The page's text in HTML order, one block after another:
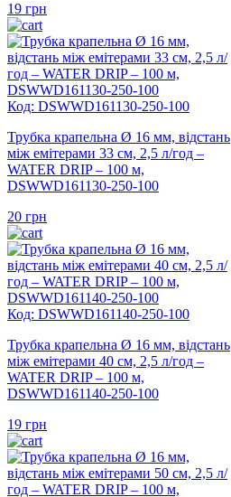
19 грн
Код: DSWWD161130-250-100
Трубка крапельна Ø 16 мм, відстань
між емітерами 33 см, 2,5 л/год –
WATER DRIP – 100 м,
DSWWD161130-250-100
20 грн
Код: DSWWD161140-250-100
Трубка крапельна Ø 16 мм, відстань
між емітерами 40 см, 2,5 л/год –
WATER DRIP – 100 м,
DSWWD161140-250-100
19 грн